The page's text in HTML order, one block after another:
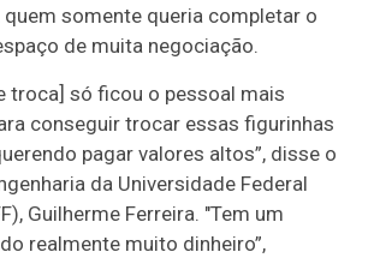
quem somente queria completar o
de muita negociação.
troca] só ficou o pessoal mais
conseguir trocar essas figurinhas
pagar valores altos”, disse o
da Universidade Federal
Guilherme Ferreira. "Tem um
realmente muito dinheiro”,